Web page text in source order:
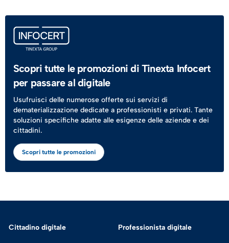
Scopri tutte le promozioni di Tinexta Infocert
per passare al digitale
Usufruisci delle numerose offerte sui servizi di
dematerializzazione dedicate a professionisti e privati. Tante
soluzioni specifiche adatte alle esigenze delle aziende e dei
cittadini.
Scopri tutte le promozioni
Cittadino digitale Professionista digitale